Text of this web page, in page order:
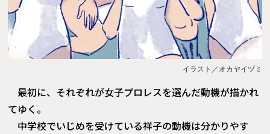
イラスト／オカヤイヅミ
最初に、それぞれが女子プロレスを選んだ動機が描かれ
てゆく。
中学校でいじめを受けている祥子の動機は分かりやす